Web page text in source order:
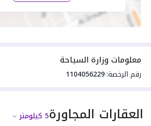
معلومات وزارة السياحة
رقم الرخصة:1104056229
العقارات المجاورة5 كيلومتر